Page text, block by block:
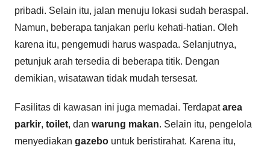
pribadi. Selain itu, jalan menuju lokasi sudah beraspal.
Namun, beberapa tanjakan perlu kehati-hatian. Oleh
karena itu, pengemudi harus waspada. Selanjutnya,
petunjuk arah tersedia di beberapa titik. Dengan
demikian, wisatawan tidak mudah tersesat.
Fasilitas di kawasan ini juga memadai. Terdapatarea
parkir, toilet, dan warung makan. Selain itu, pengelola
menyediakan gazebo untuk beristirahat. Karena itu,